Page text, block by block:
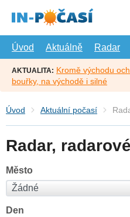
hlavní
Úvod
Aktuálně Radar
AKTUALITA: Kromě východu
bouřky, na východě i silné
Úvod Aktuální počasí
Radar,
Město
Den